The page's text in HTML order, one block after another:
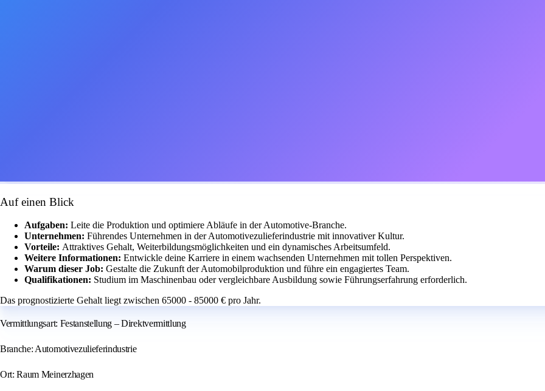
Auf einen Blick
Aufgaben: Leite die Produktion und optimiere Abläufe in der Automotive-Branche.
Unternehmen: Führendes Unternehmen in der Automotivezulieferindustrie mit innovativer Kultur.
Vorteile: Attraktives Gehalt, Weiterbildungsmöglichkeiten und ein dynamisches Arbeitsumfeld.
Weitere Informationen: Entwickle deine Karriere in einem wachsenden Unternehmen mit tollen Perspektiven.
Warum dieser Job: Gestalte die Zukunft der Automobilproduktion und führe ein engagiertes Team.
Qualifikationen: Studium im Maschinenbau oder vergleichbare Ausbildung sowie Führungserfahrung erforderlich.
Das prognostizierte Gehalt liegt zwischen 65000 - 85000 € pro Jahr.
Vermittlungsart: Festanstellung – Direktvermittlung
Branche: Automotivezulieferindustrie
Ort: Raum Meinerzhagen